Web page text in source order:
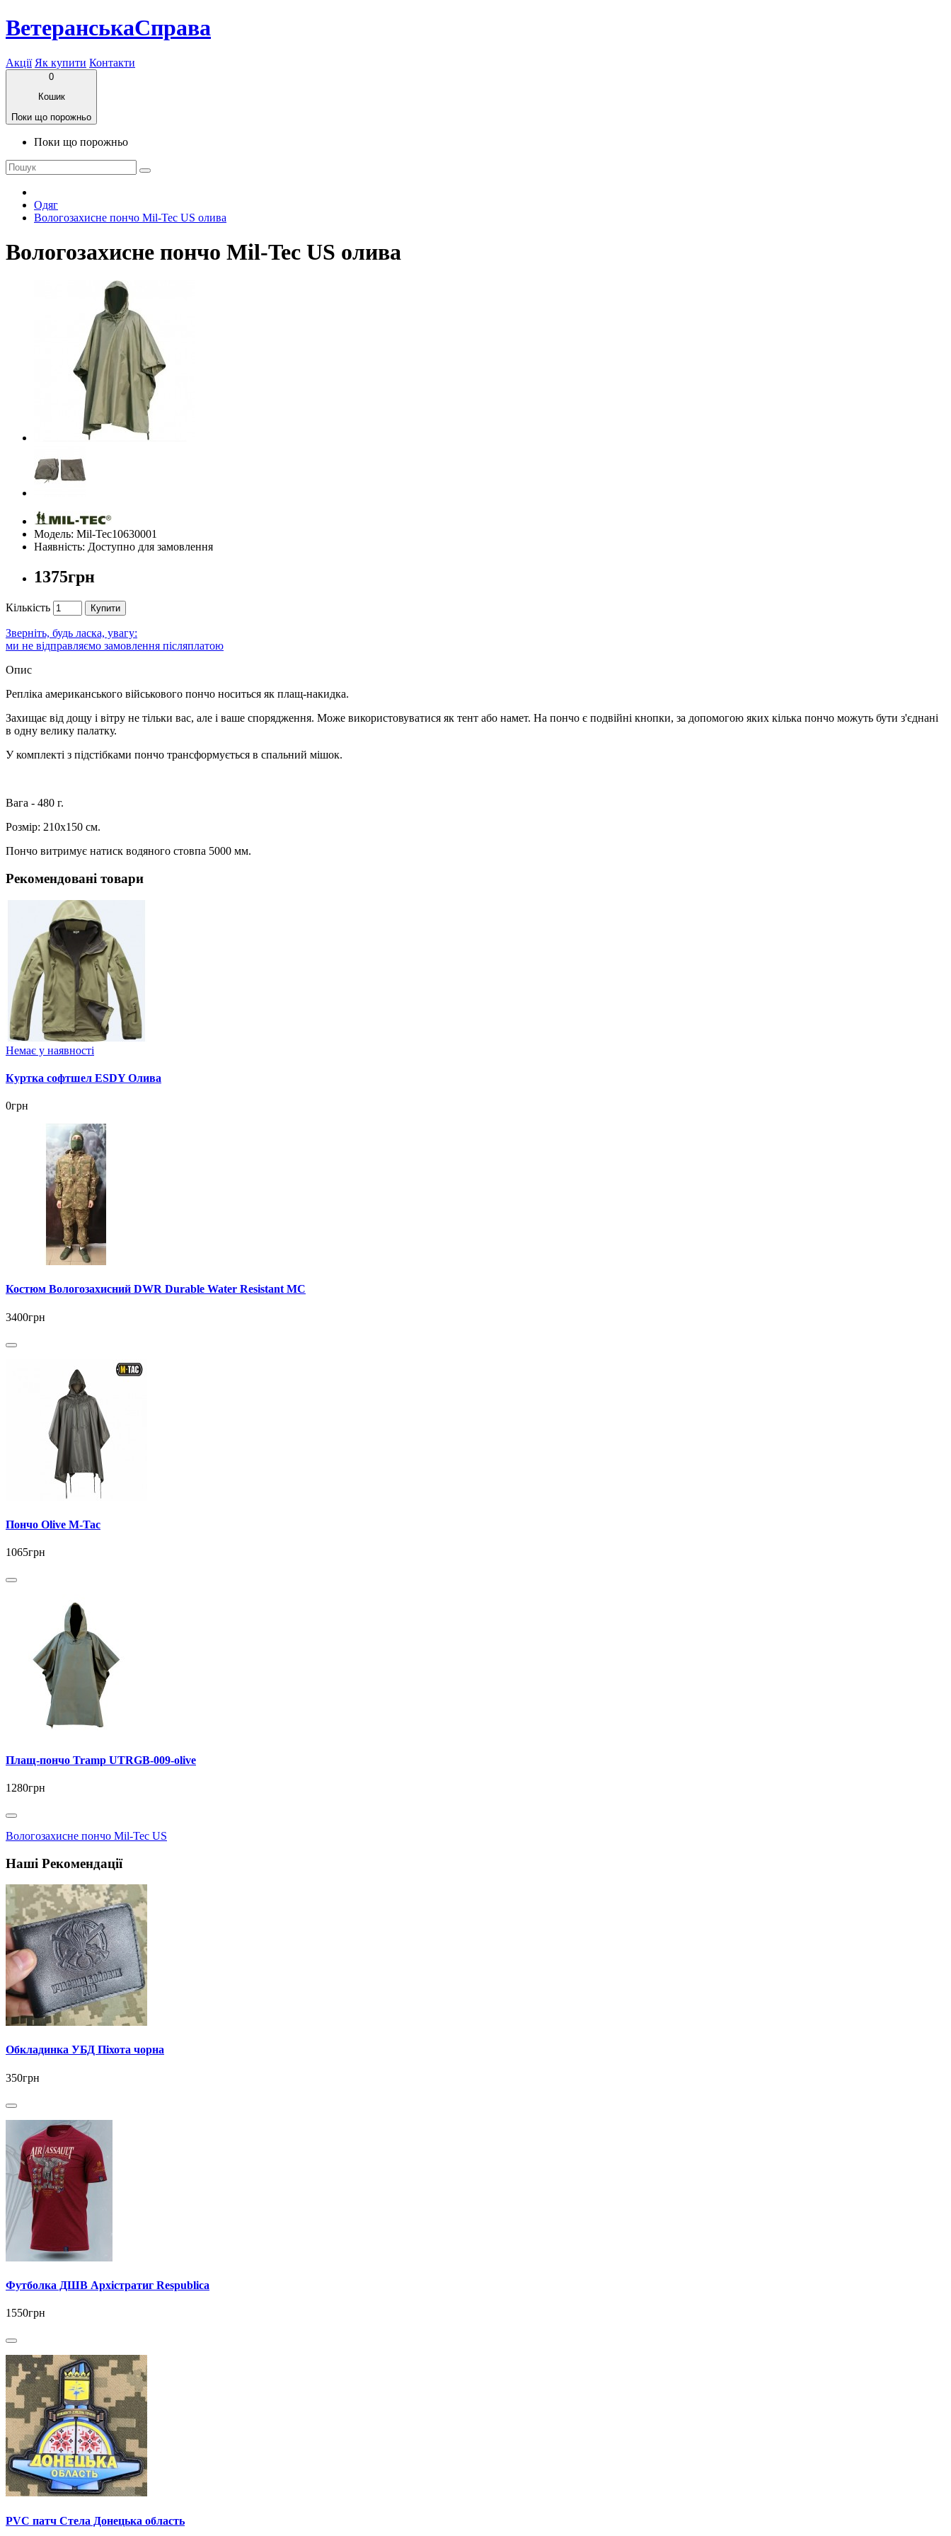
ВетеранськаСправа
Акції Як купити Контакти
0
Кошик
Поки що порожньо
Поки що порожньо
Одяг
Вологозахисне пончо Mil-Tec US олива
Вологозахисне пончо Mil-Tec US олива
Модель: Mil-Tec10630001
Наявність: Доступно для замовлення
1375грн
Кількість Купити
Зверніть, будь ласка, увагу:
ми не відправляємо замовлення післяплатою
Опис
Репліка американського військового пончо носиться як плащ-накидка.
Захищає від дощу і вітру не тільки вас, але і ваше спорядження. Може використовуватися як тент або намет. На пончо є подвійні кнопки, за допомогою яких кілька пончо можуть бути з'єднані
в одну велику палатку.
У комплекті з підстібками пончо трансформується в спальний мішок.
Вага - 480 г.
Розмір: 210x150 см.
Пончо витримує натиск водяного стовпа 5000 мм.
Рекомендовані товари
Немає у наявності
Куртка софтшел ESDY Олива
0грн
Костюм Вологозахисний DWR Durable Water Resistant МС
3400грн
Пончо Olive M-Tac
1065грн
Плащ-пончо Tramp UTRGB-009-olive
1280грн
Вологозахисне пончо Mil-Tec US
Наші Рекомендації
Обкладинка УБД Піхота чорна
350грн
Футболка ДШВ Архістратиг Respublica
1550грн
PVC патч Стела Донецька область